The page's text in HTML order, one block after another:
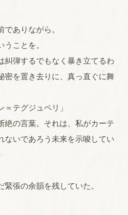
でありながら。
ことを。
弾するでもなく暴き立てるわ
密を置き去りに、真っ直ぐに舞
＝テグジュペリ」
の言葉。それは、私がカーテ
ないであろう未来を示唆してい
張の余韻を残していた。